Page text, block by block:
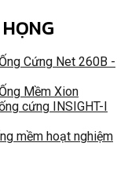
Cứng Net 260B -
Mềm Xion
cứng INSIGHT-I
mềm hoạt nghiệm